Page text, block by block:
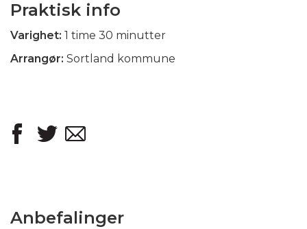
Praktisk info
Varighet: 1 time 30 minutter
Arrangør: Sortland kommune
Anbefalinger